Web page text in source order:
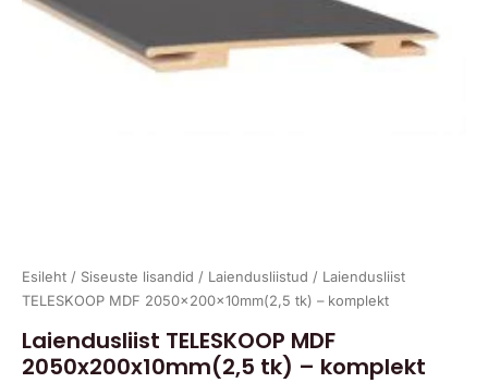
Esileht / Siseuste lisandid / Laiendusliistud / Laiendusliist
TELESKOOP MDF 2050x200x10mm(2,5 tk) – komplekt
Laiendusliist TELESKOOP MDF
2050x200x10mm(2,5 tk) – komplekt